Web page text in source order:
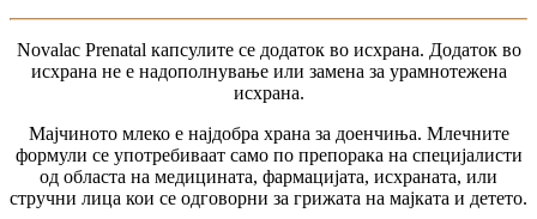
Моето дете
6-12 месеци
1-3 години
за доенчиња без дигестивни проблеми
За доенчиња со алергија
Novalac Рrenatal капсулите се додаток во исхрана. Додаток во
исхрана не е надополнување или замена за урамнотежена
исхрана.
Мајчиното млеко е најдобра храна за доенчиња. Млечните
формули се употребиваат само по препорака на специјалисти
од областа на медицината, фармацијата, исхраната, или
стручни лица кои се одговорни за грижата на мајката и детето.